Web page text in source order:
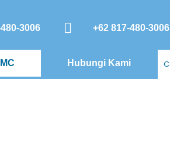
3006 +62 817-480-3006
Hubungi Kami